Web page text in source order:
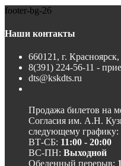
footer-bg-26
Наши контакты
660121, г.
8(391) 224-56-11 -
dts@kskdts.ru
Продажа билетов на
Согласия им. А.Н.
следующему графику:
ВТ-СБ: 11:00 - 20:00
ВС-ПН: Выходной
Обеденный перерыв: